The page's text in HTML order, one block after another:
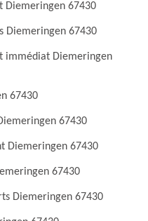
Diemeringen 67430
Diemeringen 67430
immédiat Diemeringen
67430
67430
Diemeringen 67430
67430
Diemeringen 67430